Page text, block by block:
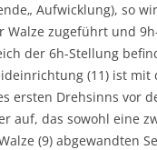
Aufwicklung), so
Walze zugeführt und
der 6h-Stellung
(11) ist
ersten Drehsinns vor
auf, das sowohl eine
(9) abgewandten